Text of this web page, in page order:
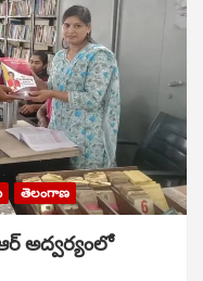
తెలంగాణ
అద్వర్యంలో